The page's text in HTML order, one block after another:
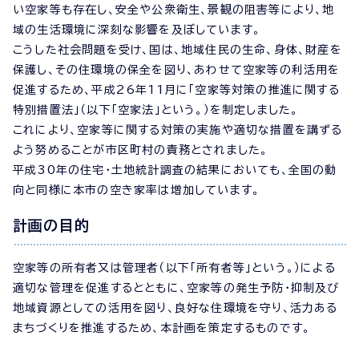
い空家等も存在し、安全や公衆衛生、景観の阻害等により、地
域の生活環境に深刻な影響を及ぼしています。
こうした社会問題を受け、国は、地域住民の生命、身体、財産を
保護し、その住環境の保全を図り、あわせて空家等の利活用を
促進するため、平成26年11月に「空家等対策の推進に関する
特別措置法」（以下「空家法」という。）を制定しました。
これにより、空家等に関する対策の実施や適切な措置を講ずる
よう努めることが市区町村の責務とされました。
平成30年の住宅・土地統計調査の結果においても、全国の動
向と同様に本市の空き家率は増加しています。
計画の目的
空家等の所有者又は管理者（以下「所有者等」という。）による
適切な管理を促進するとともに、空家等の発生予防・抑制及び
地域資源としての活用を図り、良好な住環境を守り、活力ある
まちづくりを推進するため、本計画を策定するものです。